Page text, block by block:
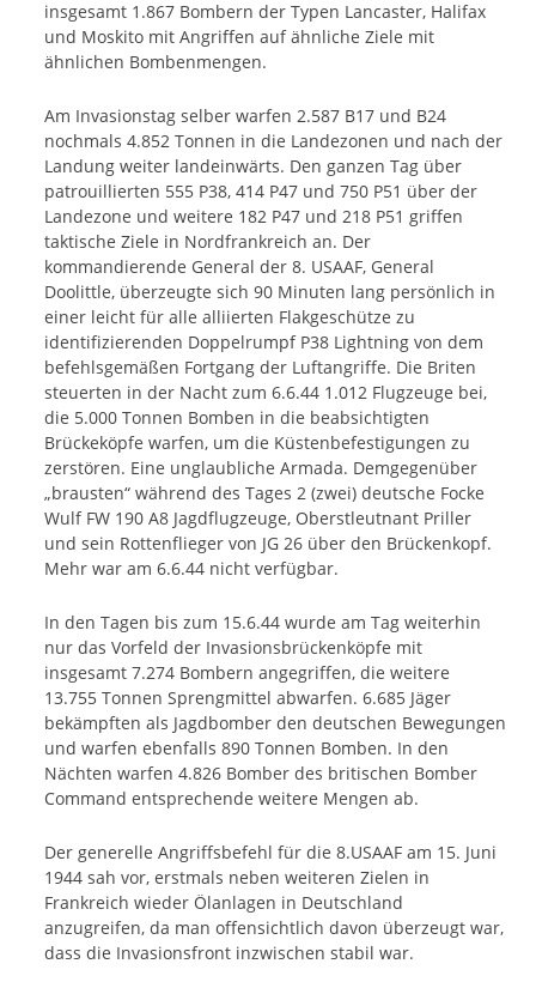
insgesamt 1.867 Bombern der Typen Lancaster, Halifax
und Moskito mit Angriffen auf ähnliche Ziele mit
ähnlichen Bombenmengen.
Am Invasionstag selber warfen 2.587 B17 und B24
nochmals 4.852 Tonnen in die Landezonen und nach der
Landung weiter landeinwärts. Den ganzen Tag über
patrouillierten 555 P38, 414 P47 und 750 P51 über der
Landezone und weitere 182 P47 und 218 P51 griffen
taktische Ziele in Nordfrankreich an. Der
kommandierende General der 8. USAAF, General
Doolittle, überzeugte sich 90 Minuten lang persönlich in
einer leicht für alle alliierten Flakgeschütze zu
identifizierenden Doppelrumpf P38 Lightning von dem
befehlsgemäßen Fortgang der Luftangriffe. Die Briten
steuerten in der Nacht zum 6.6.44 1.012 Flugzeuge bei,
die 5.000 Tonnen Bomben in die beabsichtigten
Brückeköpfe warfen, um die Küstenbefestigungen zu
zerstören. Eine unglaubliche Armada. Demgegenüber
„brausten“ während des Tages 2 (zwei) deutsche Focke
Wulf FW 190 A8 Jagdflugzeuge, Oberstleutnant Priller
und sein Rottenflieger von JG 26 über den Brückenkopf.
Mehr war am 6.6.44 nicht verfügbar.
In den Tagen bis zum 15.6.44 wurde am Tag weiterhin
nur das Vorfeld der Invasionsbrückenköpfe mit
insgesamt 7.274 Bombern angegriffen, die weitere
13.755 Tonnen Sprengmittel abwarfen. 6.685 Jäger
bekämpften als Jagdbomber den deutschen Bewegungen
und warfen ebenfalls 890 Tonnen Bomben. In den
Nächten warfen 4.826 Bomber des britischen Bomber
Command entsprechende weitere Mengen ab.
Der generelle Angriffsbefehl für die 8.USAAF am 15. Juni
1944 sah vor, erstmals neben weiteren Zielen in
Frankreich wieder Ölanlagen in Deutschland
anzugreifen, da man offensichtlich davon überzeugt war,
dass die Invasionsfront inzwischen stabil war.